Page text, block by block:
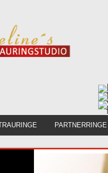
PARTNERRINGE